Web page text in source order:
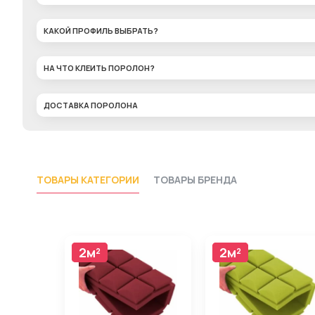
КАКОЙ ПРОФИЛЬ ВЫБРАТЬ?
НА ЧТО КЛЕИТЬ ПОРОЛОН?
ДОСТАВКА ПОРОЛОНА
ТОВАРЫ КАТЕГОРИИ ТОВАРЫ БРЕНДА
2м²
2м² 2м²
2м²